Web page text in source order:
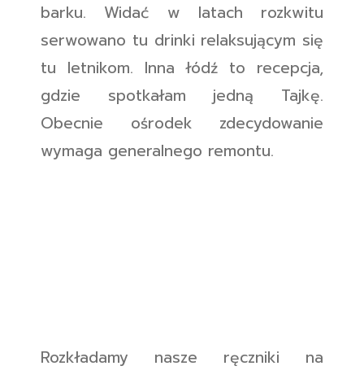
barku. Widać w latach rozkwitu
serwowano tu drinki relaksującym się
tu letnikom. Inna łódź to recepcja,
gdzie spotkałam jedną Tajkę.
Obecnie ośrodek zdecydowanie
wymaga generalnego remontu.
Rozkładamy nasze ręczniki na